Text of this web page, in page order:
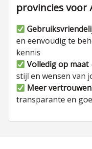
provincies voor
en eenvoudig te
kennis
Volledig op maat
stijl en wensen van
Meer
transparante en